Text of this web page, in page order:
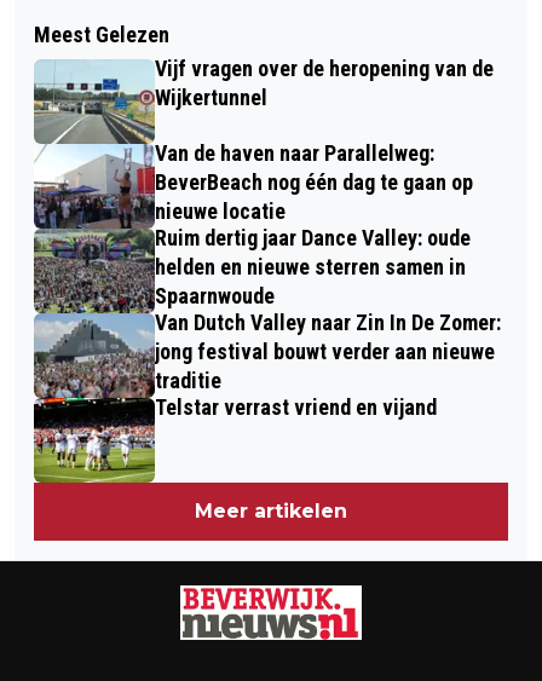
DE BAZAAR GENOMINEERD VOOR NHN
BUSINESS AWARD 2017
GEBOORTES I HUWELIJKEN I
OVERLEDEN
Meest Gelezen
Vijf vragen over de heropening van de
Wijkertunnel
Van de haven naar Parallelweg:
BeverBeach nog één dag te gaan op
nieuwe locatie
Ruim dertig jaar Dance Valley: oude
helden en nieuwe sterren samen in
Spaarnwoude
Van Dutch Valley naar Zin In De Zomer:
jong festival bouwt verder aan nieuwe
traditie
Telstar verrast vriend en vijand
Meer artikelen